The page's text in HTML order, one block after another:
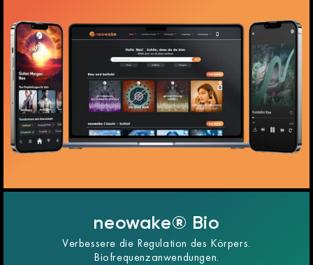
neowake® Bio
Verbessere die Regulation des Körpers.
Biofrequenzanwendungen.